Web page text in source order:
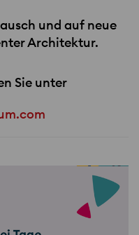
und auf neue
Architektur.
Sie unter